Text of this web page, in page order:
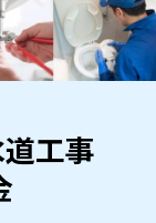
道工事